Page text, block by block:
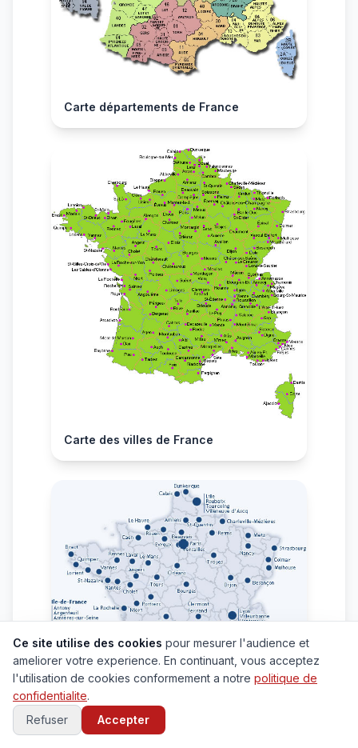
Carte départements de France
Carte des villes de France
Ce site utilise des cookies pour mesurer l'audience et
ameliorer votre experience. En continuant, vous acceptez
l'utilisation de cookies conformement a notre politique de
confidentialite.
Refuser
Accepter